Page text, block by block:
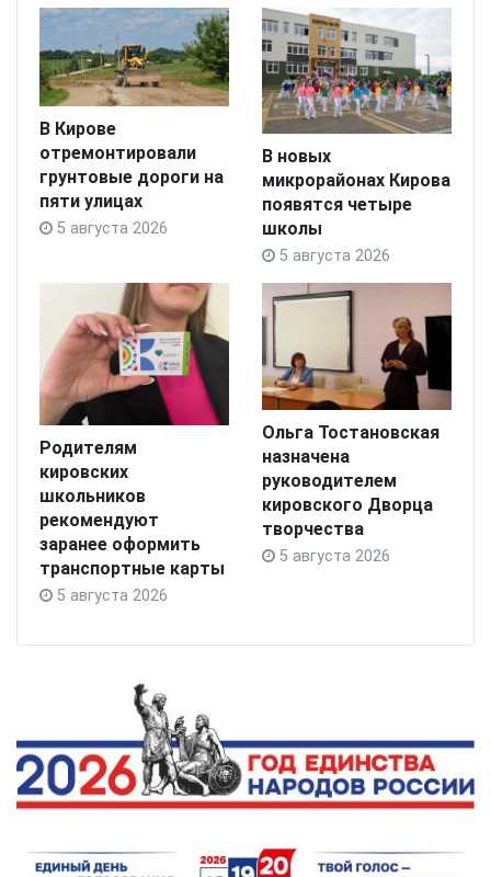
В Кирове
отремонтировали
грунтовые дороги на
пяти улицах
5 августа 2026
В новых
микрорайонах Кирова
появятся четыре
школы
5 августа 2026
Родителям
кировских
школьников
рекомендуют
заранее оформить
транспортные карты
5 августа 2026
Ольга Тостановская
назначена
руководителем
кировского Дворца
творчества
5 августа 2026